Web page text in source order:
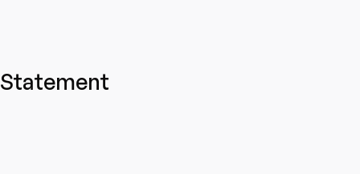
Statement